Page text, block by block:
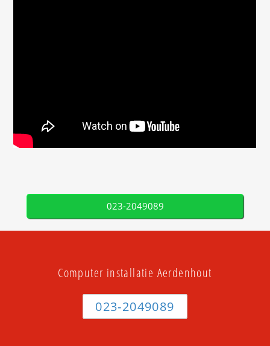
023-2049089
Computer installatie Aerdenhout
023-2049089